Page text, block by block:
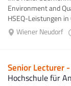
Environment and
HSEQ-Leistungen
Wiener Neudorf
Senior Lecturer
Hochschule für